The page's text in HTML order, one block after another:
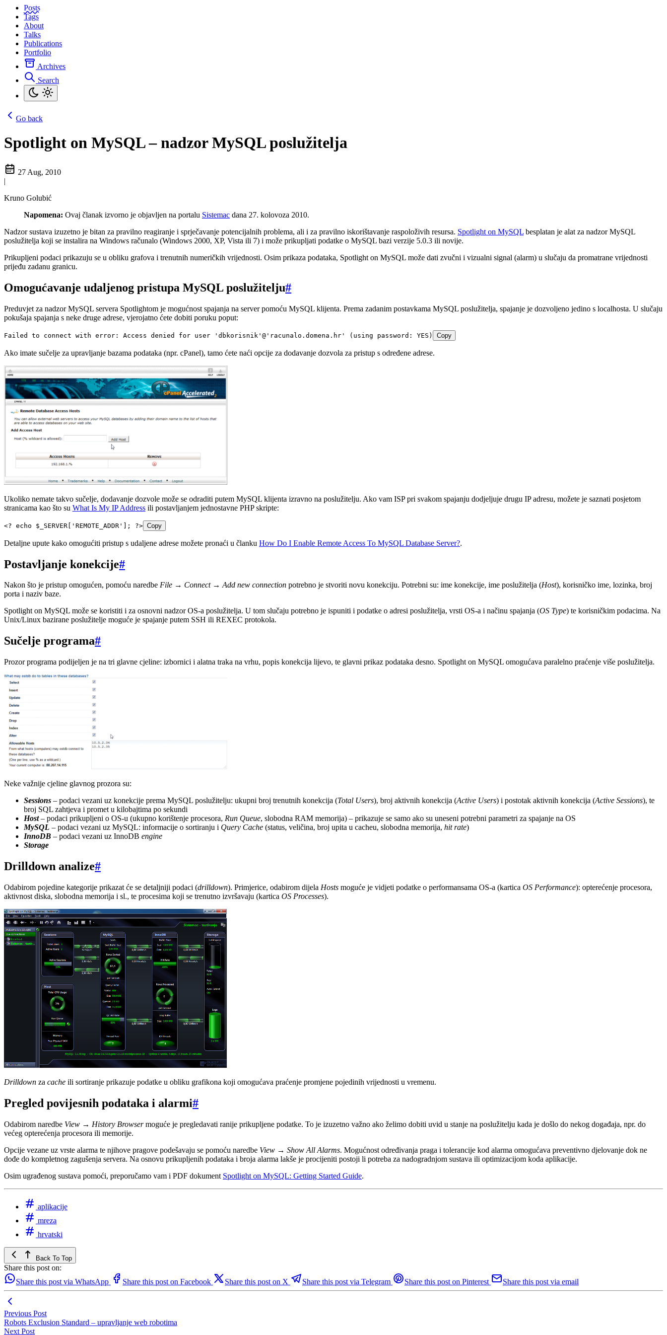
Posts
Tags
About
Talks
Publications
Portfolio
Archives
Search
Go back
Spotlight on MySQL – nadzor MySQL poslužitelja
27 Aug, 2010
|
Kruno Golubić
Napomena: Ovaj članak izvorno je objavljen na portalu Sistemac dana 27. kolovoza 2010.
Nadzor sustava izuzetno je bitan za pravilno reagiranje i sprječavanje potencijalnih problema, ali i za pravilno iskorištavanje raspoloživih resursa. Spotlight on MySQL besplatan je alat za nadzor MySQL
poslužitelja koji se instalira na Windows računalo (Windows 2000, XP, Vista ili 7) i može prikupljati podatke o MySQL bazi verzije 5.0.3 ili novije.
Prikupljeni podaci prikazuju se u obliku grafova i trenutnih numeričkih vrijednosti. Osim prikaza podataka, Spotlight on MySQL može dati zvučni i vizualni signal (alarm) u slučaju da promatrane vrijednosti
prijeđu zadanu granicu.
Omogućavanje udaljenog pristupa MySQL poslužitelju#
Preduvjet za nadzor MySQL servera Spotlightom je mogućnost spajanja na server pomoću MySQL klijenta. Prema zadanim postavkama MySQL poslužitelja, spajanje je dozvoljeno jedino s localhosta. U slučaju
pokušaja spajanja s neke druge adrese, vjerojatno ćete dobiti poruku poput:
Failed to connect with error: Access denied for user 'dbkorisnik'@'racunalo.domena.hr' (using password: YES) Copy
Ako imate sučelje za upravljanje bazama podataka (npr. cPanel), tamo ćete naći opcije za dodavanje dozvola za pristup s određene adrese.
Ukoliko nemate takvo sučelje, dodavanje dozvole može se odraditi putem MySQL klijenta izravno na poslužitelju. Ako vam ISP pri svakom spajanju dodjeljuje drugu IP adresu, možete je saznati posjetom
stranicama kao što su What Is My IP Address ili postavljanjem jednostavne PHP skripte:
<? echo $_SERVER [ ' REMOTE_ADDR ' ]; ?> Copy
Detaljne upute kako omogućiti pristup s udaljene adrese možete pronaći u članku How Do I Enable Remote Access To MySQL Database Server?.
Postavljanje konekcije#
Nakon što je pristup omogućen, pomoću naredbe File → Connect→Add new connection potrebno je stvoriti novu konekciju. Potrebni su: ime konekcije, ime poslužitelja (Host), korisničko ime, lozinka, broj
porta i naziv baze.
Spotlight on MySQL može se koristiti i za osnovni nadzor OS-a poslužitelja. U tom slučaju potrebno je ispuniti i podatke o adresi poslužitelja, vrsti OS-a i načinu spajanja (OS Type) te korisničkim podacima. Na
Unix/Linux bazirane poslužitelje moguće je spajanje putem SSH ili REXEC protokola.
Sučelje programa#
Prozor programa podijeljen je na tri glavne cjeline: izbornici i alatna traka na vrhu, popis konekcija lijevo, te glavni prikaz podataka desno. Spotlight on MySQL omogućava paralelno praćenje više poslužitelja.
Neke važnije cjeline glavnog prozora su:
Sessions – podaci vezani uz konekcije prema MySQL poslužitelju: ukupni broj trenutnih konekcija (Total Users), broj aktivnih konekcija (Active Users) i postotak aktivnih konekcija (Active Sessions), te
broj SQL zahtjeva i promet u kilobajtima po sekundi
Host– podaci prikupljeni o OS-u (ukupno korištenje procesora, Run Queue, slobodna RAM memorija) – prikazuje se samo ako su uneseni potrebni parametri za spajanje na OS
MySQL – podaci vezani uz MySQL: informacije o sortiranju i Query Cache (status, veličina, broj upita u cacheu, slobodna memorija, hit rate)
InnoDB – podaci vezani uz InnoDB engine
Storage
Drilldown analize#
Odabirom pojedine kategorije prikazat će se detaljniji podaci (drilldown). Primjerice, odabirom dijela Hosts moguće je vidjeti podatke o performansama OS-a (kartica OS Performance): opterećenje procesora,
aktivnost diska, slobodna memorija i sl., te procesima koji se trenutno izvršavaju (kartica OS Processes).
Drilldown za cache ili sortiranje prikazuje podatke u obliku grafikona koji omogućava praćenje promjene pojedinih vrijednosti u vremenu.
Pregled povijesnih podataka i alarmi#
Odabirom naredbe View → History Browsermoguće je pregledavati ranije prikupljene podatke. To je izuzetno važno ako želimo dobiti uvid u stanje na poslužitelju kada je došlo do nekog događaja, npr. do
većeg opterećenja procesora ili memorije.
Opcije vezane uz vrste alarma te njihove pragove podešavaju se pomoću naredbe View → Show All Alarms. Mogućnost određivanja praga i tolerancije kod alarma omogućava preventivno djelovanje dok ne
dođe do kompletnog zagušenja servera. Na osnovu prikupljenih podataka i broja alarma lakše je procijeniti postoji li potreba za nadogradnjom sustava ili optimizacijom koda aplikacije.
Osim ugrađenog sustava pomoći, preporučamo vam i PDF dokument Spotlight on MySQL: Getting Started Guide.
aplikacije
mreza
hrvatski
Back To Top
Share this post on:
Share this post via WhatsApp
Share this post on Facebook Share this post on X Share this post via Telegram Share this post on Pinterest Share this post via email
Previous Post
Robots Exclusion Standard – upravljanje web robotima
Next Post